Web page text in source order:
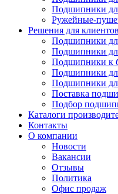
Подшипники
Ружейные-
Решения для клиентов
Подшипники
Подшипники
Подшипники к
Подшипники
Подшипники
Поставка
Подбор
Каталоги
Контакты
О компании
Новости
Вакансии
Отзывы
Политика
Офис продаж